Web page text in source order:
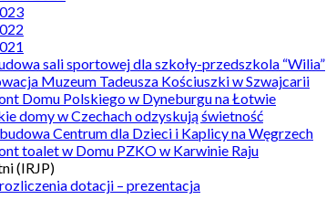
sali sportowej dla szkoły-przedszkola “Wilia”
Muzeum Tadeusza Kościuszki w Szwajcarii
Domu Polskiego w Dyneburgu na Łotwie
domy w Czechach odzyskują świetność
Centrum dla Dzieci i Kaplicy na Węgrzech
toalet w Domu PZKO w Karwinie Raju
(IRJP)
dotacji – prezentacja